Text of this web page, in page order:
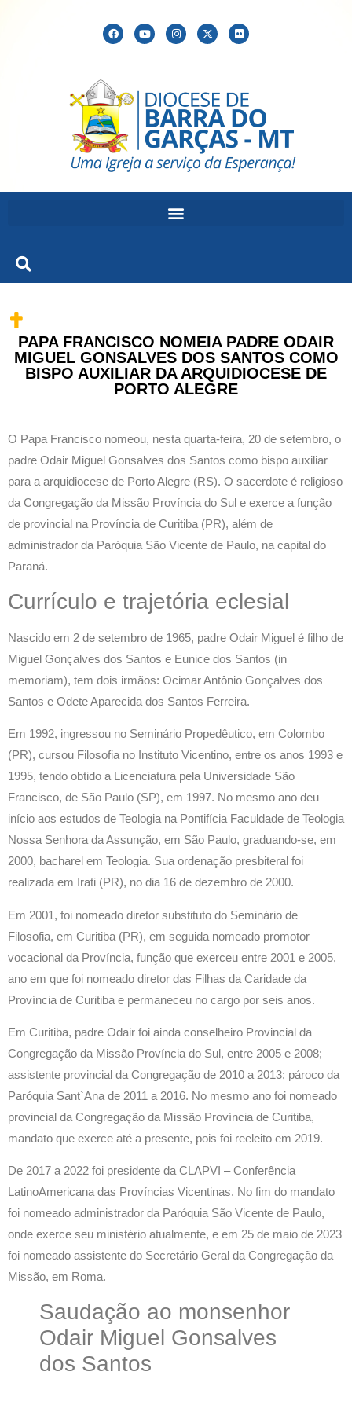
PAPA FRANCISCO NOMEIA PADRE ODAIR
MIGUEL GONSALVES DOS SANTOS COMO
BISPO AUXILIAR DA ARQUIDIOCESE DE
PORTO ALEGRE
O Papa Francisco nomeou, nesta quarta-feira, 20 de setembro, o
padre Odair Miguel Gonsalves dos Santos como bispo auxiliar
para a arquidiocese de Porto Alegre (RS). O sacerdote é religioso
da Congregação da Missão Província do Sul e exerce a função
de provincial na Província de Curitiba (PR), além de
administrador da Paróquia São Vicente de Paulo, na capital do
Paraná.
Currículo e trajetória eclesial
Nascido em 2 de setembro de 1965, padre Odair Miguel é filho de
Miguel Gonçalves dos Santos e Eunice dos Santos (in
memoriam), tem dois irmãos: Ocimar Antônio Gonçalves dos
Santos e Odete Aparecida dos Santos Ferreira.
Em 1992, ingressou no Seminário Propedêutico, em Colombo
(PR), cursou Filosofia no Instituto Vicentino, entre os anos 1993 e
1995, tendo obtido a Licenciatura pela Universidade São
Francisco, de São Paulo (SP), em 1997. No mesmo ano deu
início aos estudos de Teologia na Pontifícia Faculdade de Teologia
Nossa Senhora da Assunção, em São Paulo, graduando-se, em
2000, bacharel em Teologia. Sua ordenação presbiteral foi
realizada em Irati (PR), no dia 16 de dezembro de 2000.
Em 2001, foi nomeado diretor substituto do Seminário de
Filosofia, em Curitiba (PR), em seguida nomeado promotor
vocacional da Província, função que exerceu entre 2001 e 2005,
ano em que foi nomeado diretor das Filhas da Caridade da
Província de Curitiba e permaneceu no cargo por seis anos.
Em Curitiba, padre Odair foi ainda conselheiro Provincial da
Congregação da Missão Província do Sul, entre 2005 e 2008;
assistente provincial da Congregação de 2010 a 2013; pároco da
Paróquia Sant`Ana de 2011 a 2016. No mesmo ano foi nomeado
provincial da Congregação da Missão Província de Curitiba,
mandato que exerce até a presente, pois foi reeleito em 2019.
De 2017 a 2022 foi presidente da CLAPVI – Conferência
LatinoAmericana das Províncias Vicentinas. No fim do mandato
foi nomeado administrador da Paróquia São Vicente de Paulo,
onde exerce seu ministério atualmente, e em 25 de maio de 2023
foi nomeado assistente do Secretário Geral da Congregação da
Missão, em Roma.
Saudação ao monsenhor
Odair Miguel Gonsalves
dos Santos